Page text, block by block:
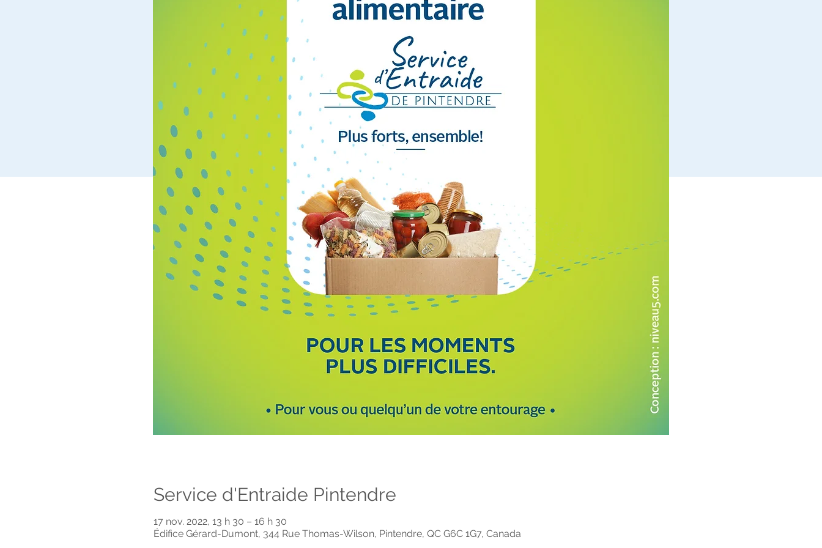
Service d'Entraide Pintendre
17 nov. 2022, 13 h 30 – 16 h 30
Édifice Gérard-Dumont, 344 Rue Thomas-Wilson, Pintendre, QC G6C 1G7, Canada